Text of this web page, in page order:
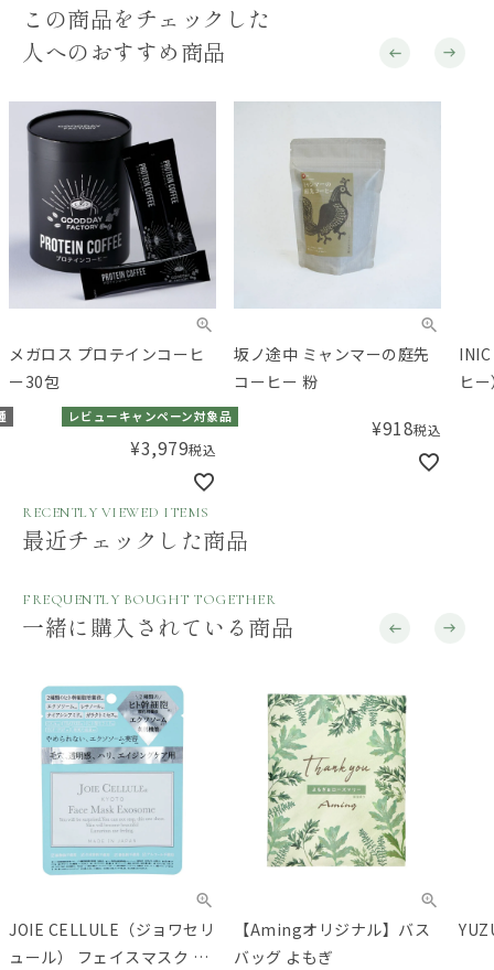
この商品をチェックした
人へのおすすめ商品
メガロス プロテインコーヒ
ー30包
レビューキャンペーン対象品
¥3,979税込
坂ノ途中 ミャンマーの庭先
コーヒー 粉
¥918税込
ヒ
RECENTLY VIEWED ITEMS
最近チェックした商品
FREQUENTLY BOUGHT TOGETHER
一緒に購入されている商品
JOIE CELLULE（ジョワセリ
ュール） フェイスマスク エ
【Amingオリジナル】バス
バッグ よもぎ